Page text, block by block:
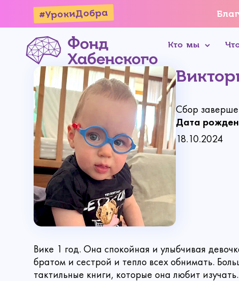
#УрокиДобра
Кто мы
Сбор
Дата
18.10.2024
Вике 1 год. Она спокойная и улыбчивая
братом и сестрой и тепло всех обнимать.
тактильные книги, которые она любит изучать.